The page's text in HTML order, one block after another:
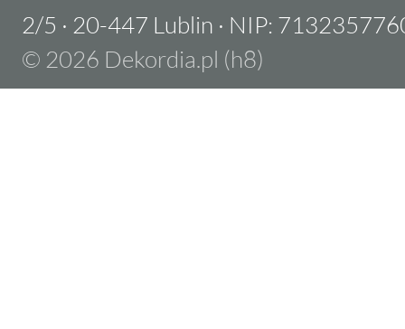
2/5 · 20-447 Lublin · NIP:
© 2026 Dekordia.pl (h8)